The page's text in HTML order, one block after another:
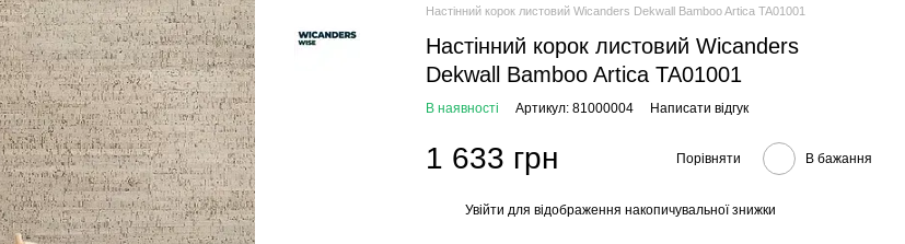
Настінний корок листовий Wicanders Dekwall Bamboo Artica TA01001
Настінний корок листовий Wicanders
Dekwall Bamboo Artica TA01001
В наявності Артикул: 81000004 Написати відгук
1 633 грн Порівняти В бажання
Увійти для відображення накопичувальної знижки